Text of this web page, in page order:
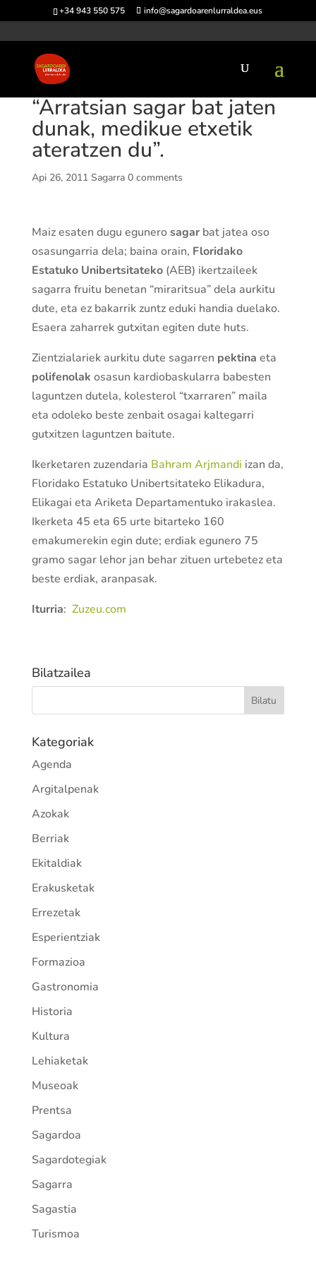
+34 943 550 575 info@sagardoarenlurraldea.eus
“Arratsian sagar bat jaten
dunak, medikue etxetik
ateratzen du”.
Api 26, 2011 Sagarra 0 comments
Maiz esaten dugu egunerosagar bat jatea oso
osasungarria dela; baina orain, Floridako
Estatuko Unibertsitateko(AEB) ikertzaileek
sagarra fruitu benetan “miraritsua” dela aurkitu
dute, eta ez bakarrik zuntz eduki handia duelako.
Esaera zaharrek gutxitan egiten dute huts.
Zientzialariek aurkitu dute sagarren pektina eta
polifenolak osasun kardiobaskularra babesten
laguntzen dutela, kolesterol “txarraren” maila
eta odoleko beste zenbait osagai kaltegarri
gutxitzen laguntzen baitute.
Ikerketaren zuzendaria Bahram Arjmandi izan da,
Floridako Estatuko Unibertsitateko Elikadura,
Elikagai eta Ariketa Departamentuko irakaslea.
Ikerketa 45 eta 65 urte bitarteko 160
emakumerekin egin dute; erdiak egunero 75
gramo sagar lehor jan behar zituen urtebetez eta
beste erdiak, aranpasak.
Iturria: Zuzeu.com
Bilatzailea
Kategoriak
Agenda
Argitalpenak
Azokak
Berriak
Ekitaldiak
Erakusketak
Errezetak
Esperientziak
Formazioa
Gastronomia
Historia
Kultura
Lehiaketak
Museoak
Prentsa
Sagardoa
Sagardotegiak
Sagarra
Sagastia
Turismoa